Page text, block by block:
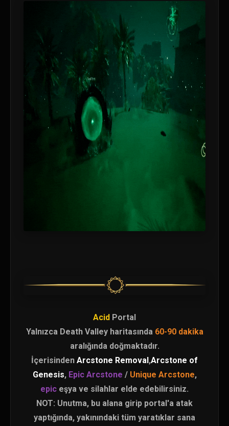
Acid Portal
Yalnızca Death Valley haritasında 60-90 dakika
aralığında doğmaktadır.
İçerisinden Arcstone Removal,Arcstone of
Genesis, Epic Arcstone / Unique Arcstone,
epic eşya ve silahlar elde edebilirsiniz.
NOT: Unutma, bu alana girip portal'a atak
yaptığında, yakınındaki tüm yaratıklar sana